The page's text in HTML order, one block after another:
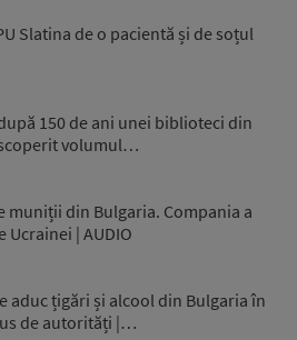
Slatina de o pacientă și de soțul
150 de ani unei biblioteci din
volumul…
muniții din Bulgaria. Compania a
| AUDIO
aduc țigări și alcool din Bulgaria în
de autorități |…